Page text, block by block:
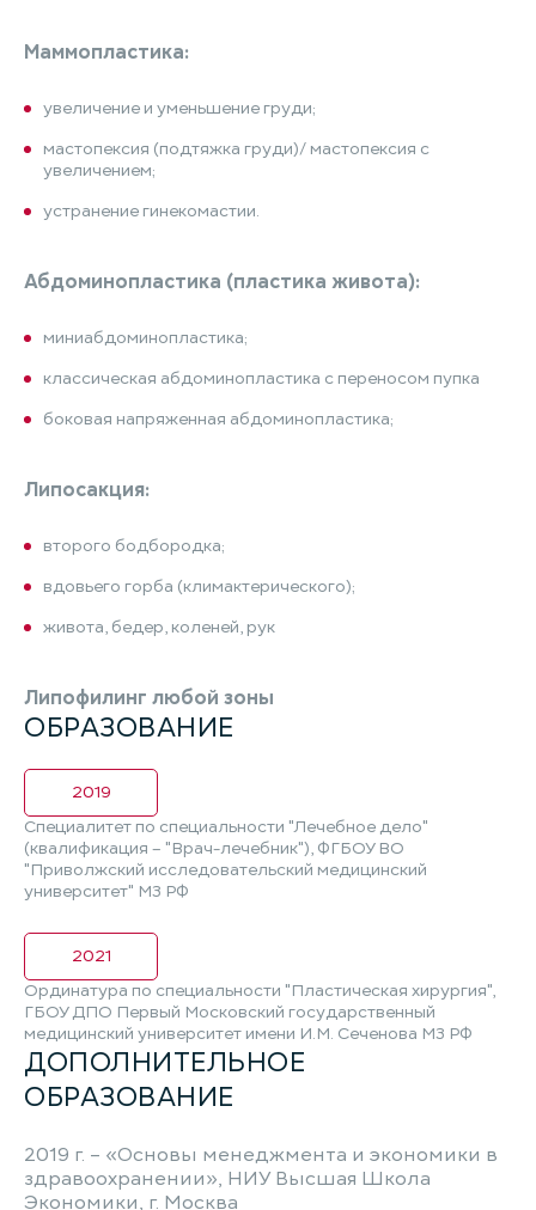
Маммопластика:
увеличение и уменьшение груди;
мастопексия (подтяжка груди)/ мастопексия с
увеличением;
устранение гинекомастии.
Абдоминопластика (пластика живота):
миниабдоминопластика;
классическая абдоминопластика с переносом пупка
боковая напряженная абдоминопластика;
Липосакция:
второго бодбородка;
вдовьего горба (климактерического);
живота, бедер, коленей, рук
Липофилинг любой зоны
ОБРАЗОВАНИЕ
2019
Специалитет по специальности "Лечебное дело"
(квалификация – "Врач-лечебник"), ФГБОУ ВО
"Приволжский исследовательский медицинский
университет" МЗ РФ
2021
Ординатура по специальности "Пластическая хирургия",
ГБОУ ДПО Первый Московский государственный
медицинский университет имени И.М. Сеченова МЗ РФ
ДОПОЛНИТЕЛЬНОЕ
ОБРАЗОВАНИЕ
2019 г. – «Основы менеджмента и экономики в
здравоохранении», НИУ Высшая Школа
Экономики, г. Москва